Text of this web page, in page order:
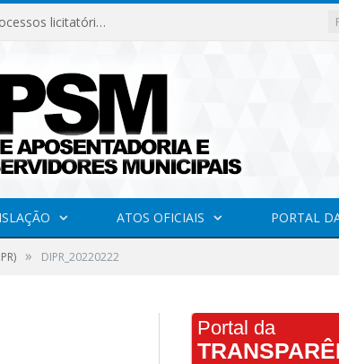
Declaramos que até o momento, não há novos processos licitatórios para o Instituto de Previdência no ano de 2026.
ATOS OFICIAIS PORTAL
» DIPR_20220222
Portal da